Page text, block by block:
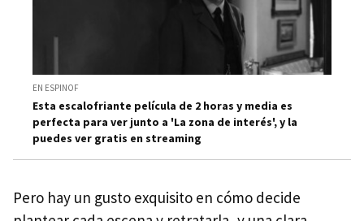
EN ESPINOF
Esta escalofriante película de 2 horas y media es
perfecta para ver junto a 'La zona de interés', y la
puedes ver gratis en streaming
Pero hay un gusto exquisito en cómo decide